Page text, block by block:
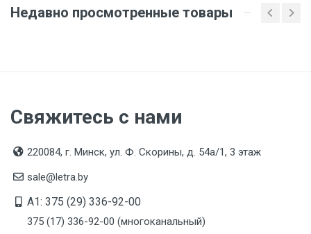
Недавно просмотренные товары
Свяжитесь с нами
220084, г. Минск, ул. Ф. Скорины, д. 54а/1, 3 этаж
sale@letra.by
A1: 375 (29) 336-92-00
375 (17) 336-92-00 (многоканальный)